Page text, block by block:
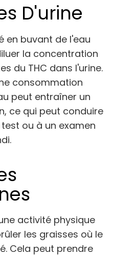
D'urine
en buvant de l'eau
la concentration
du THC dans l'urine.
consommation
peut entraîner un
ce qui peut conduire
ou à un examen
activité physique
les graisses où le
Cela peut prendre